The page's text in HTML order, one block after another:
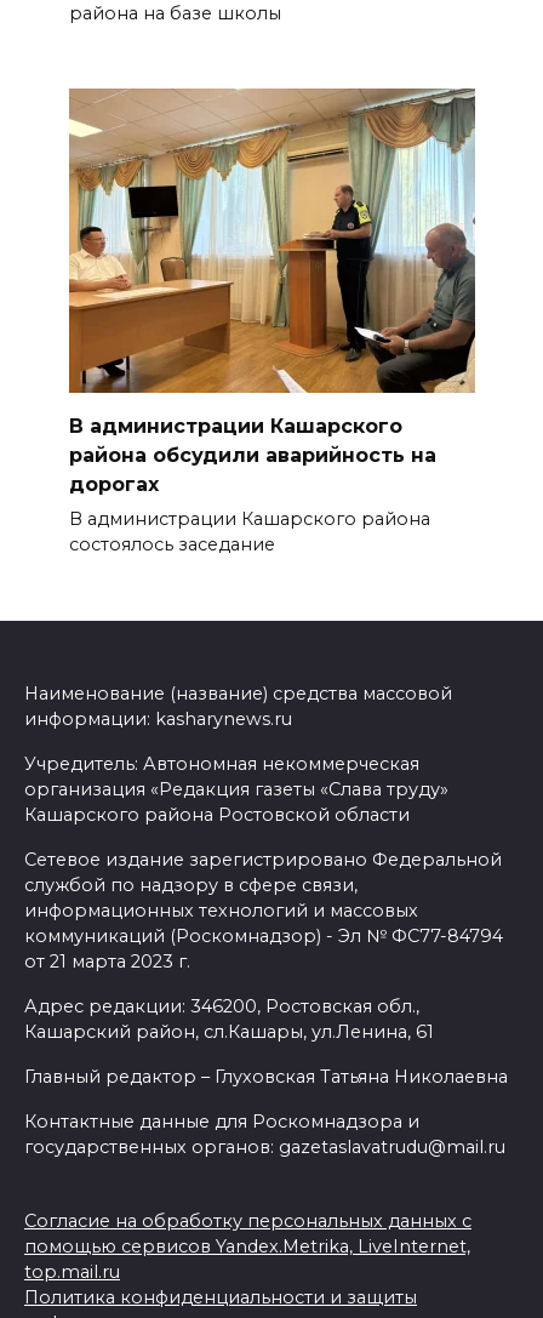
района на базе школы
В администрации Кашарского
района обсудили аварийность на
дорогах
В администрации Кашарского района
состоялось заседание
Наименование (название) средства массовой
информации: kasharynews.ru
Учредитель: Автономная некоммерческая
организация «Редакция газеты «Слава труду»
Кашарского района Ростовской области
Сетевое издание зарегистрировано Федеральной
службой по надзору в сфере связи,
информационных технологий и массовых
коммуникаций (Роскомнадзор) - Эл № ФС77-84794
от 21 марта 2023 г.
Адрес редакции: 346200, Ростовская обл.,
Кашарский район, сл.Кашары, ул.Ленина, 61
Главный редактор – Глуховская Татьяна Николаевна
Контактные данные для Роскомнадзора и
государственных органов: gazetaslavatrudu@mail.ru
Согласие на обработку персональных данных с
помощью сервисов Yandex.Metrika, LiveInternet,
top.mail.ru
Политика конфиденциальности и защиты